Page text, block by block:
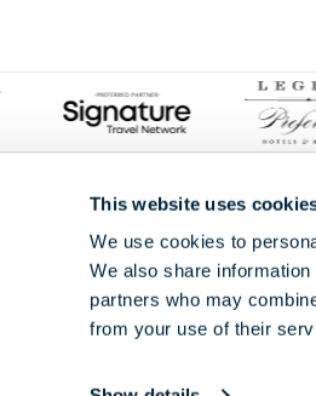
This website uses
We use cookies to
We also share
partners who may
from your use of their